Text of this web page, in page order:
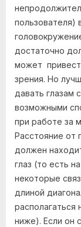
пользователя)
достаточно
может
зрения. Но
давать глазам
возможными
при работе за
Расстояние от
должен
глаз (то есть
некоторые
длиной
располагаться
ниже). Если он